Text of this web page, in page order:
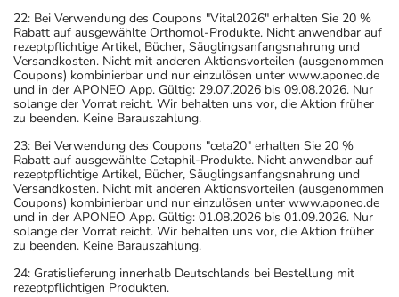
22: Bei Verwendung des Coupons "Vital2026" erhalten Sie 20 %
Rabatt auf ausgewählte Orthomol-Produkte. Nicht anwendbar auf
rezeptpflichtige Artikel, Bücher, Säuglingsanfangsnahrung und
Versandkosten. Nicht mit anderen Aktionsvorteilen (ausgenommen
Coupons) kombinierbar und nur einzulösen unter www.aponeo.de
und in der APONEO App. Gültig: 29.07.2026 bis 09.08.2026. Nur
solange der Vorrat reicht. Wir behalten uns vor, die Aktion früher
zu beenden. Keine Barauszahlung.
23: Bei Verwendung des Coupons "ceta20" erhalten Sie 20 %
Rabatt auf ausgewählte Cetaphil-Produkte. Nicht anwendbar auf
rezeptpflichtige Artikel, Bücher, Säuglingsanfangsnahrung und
Versandkosten. Nicht mit anderen Aktionsvorteilen (ausgenommen
Coupons) kombinierbar und nur einzulösen unter www.aponeo.de
und in der APONEO App. Gültig: 01.08.2026 bis 01.09.2026. Nur
solange der Vorrat reicht. Wir behalten uns vor, die Aktion früher
zu beenden. Keine Barauszahlung.
24: Gratislieferung innerhalb Deutschlands bei Bestellung mit
rezeptpflichtigen Produkten.